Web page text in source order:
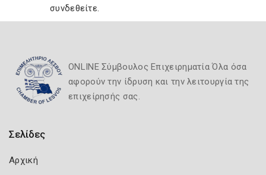
συνδεθείτε.
ONLINE Σύμβουλος Επιχειρηματία Όλα όσα
αφορούν την ίδρυση και την λειτουργία της
επιχείρησής σας.
Σελίδες
Αρχική